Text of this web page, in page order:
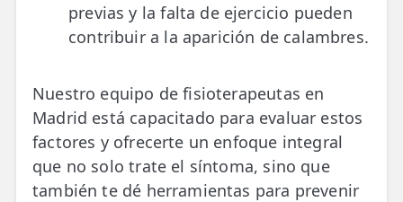
previas y la falta de ejercicio pueden
contribuir a la aparición de calambres.
Nuestro equipo de fisioterapeutas en
Madrid está capacitado para evaluar estos
factores y ofrecerte un enfoque integral
que no solo trate el síntoma, sino que
también te dé herramientas para prevenir